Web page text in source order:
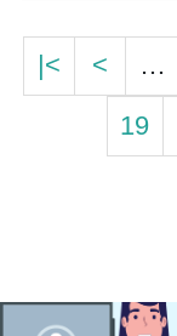
|< < …
19